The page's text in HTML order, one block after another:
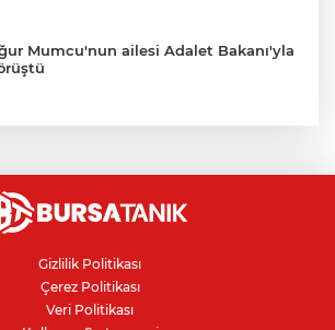
Mumcu'nun ailesi Adalet Bakanı'yla
Tüneli'nde tır kamyona çarptı:
ağır yaralandı
Morris grubuna sigara zammı
Gizlilik Politikası
Çerez Politikası
Veri Politikası